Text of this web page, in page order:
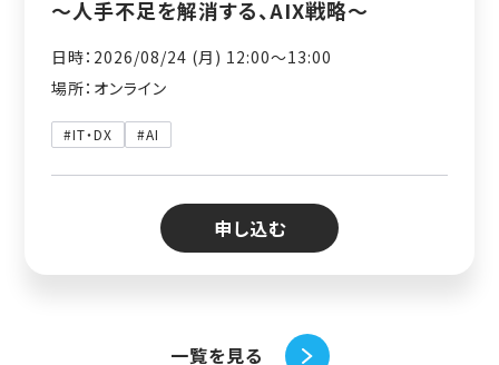
～人手不足を解消する、AIX戦略～
日時：2026/08/24 (月) 12:00〜13:00
場所：オンライン
#IT・DX #AI
申し込む
一覧を見る